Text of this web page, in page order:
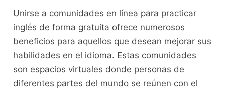
Unirse a comunidades en línea para‌ practicar
inglés de forma gratuita ofrece numerosos
beneficios para aquellos que desean mejorar sus
habilidades ⁢en‍ el idioma. Estas comunidades
son ⁢espacios‍ virtuales donde personas de
diferentes partes del mundo se reúnen ‍con el